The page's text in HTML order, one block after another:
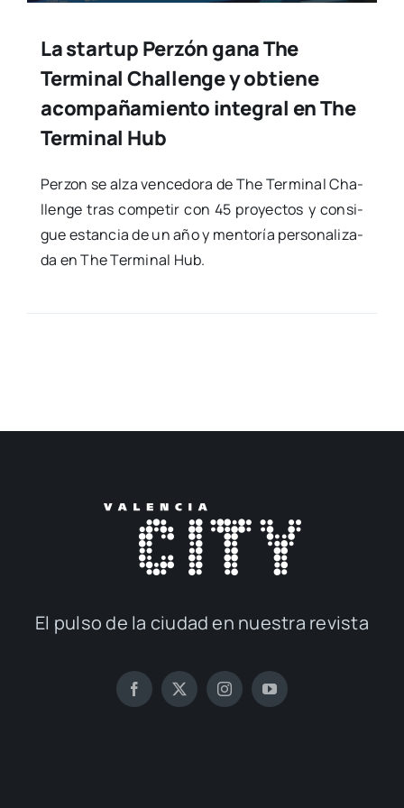
La startup Perzón gana The
Terminal Challenge y obtiene
acompañamiento integral en The
Terminal Hub
Per­zon se alza ven­ce­do­ra de The Ter­mi­nal Cha­
llen­ge tras com­pe­tir con 45 pro­yec­tos y con­si­
gue estan­cia de un año y men­to­ría per­so­na­li­za­
da en The Ter­mi­nal Hub.
El pul­so de la ciu­dad en nues­tra revis­ta